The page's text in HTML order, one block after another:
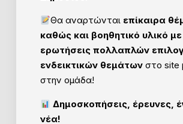
Θα αναρτώνται επίκαιρα
καθώς και βοηθητικό υλικό με
ερωτήσεις πολλαπλών
ενδεικτικών θεμάτωνστο site
στην ομάδα!
Δημοσκοπήσεις, έρευνες,
νέα!